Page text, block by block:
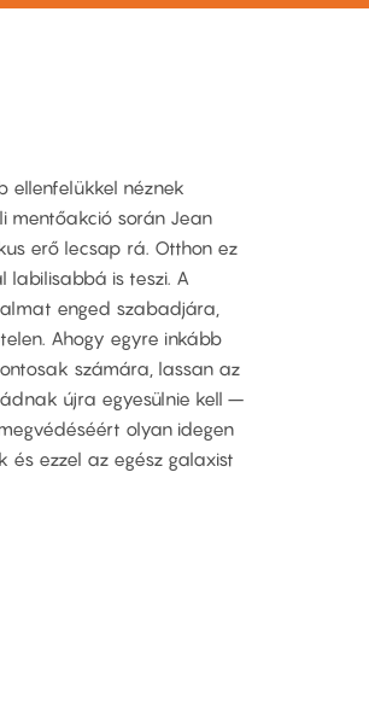
ellenfelükkel néznek
mentőakció során Jean
erő lecsap rá. Otthon ez
labilisabbá is teszi. A
enged szabadjára,
Ahogy egyre inkább
számára, lassan az
újra egyesülnie kell –
olyan idegen
és ezzel az egész galaxist